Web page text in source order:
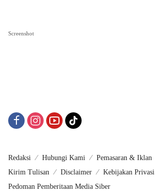
Screenshot
Redaksi Hubungi Kami Pemasaran & Iklan
Kirim Tulisan
Disclaimer
Kebijakan Privasi
Pedoman Pemberitaan Media Siber